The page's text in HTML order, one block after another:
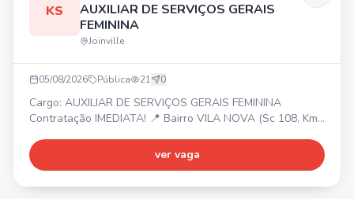
KS
AUXILIAR DE SERVIÇOS GERAIS
FEMININA
Joinville
05/08/2026 Pública 21 0
Cargo: AUXILIAR DE SERVIÇOS GERAIS FEMININA
Contratação IMEDIATA! 📍 Bairro VILA NOVA (Sc 108, Km
956,10 + 7% Assiduidade + 20% Insalubridade. 🎁
Benefícios: Vale alimentação R$ 20,33/dia trabalhado +
ver vaga